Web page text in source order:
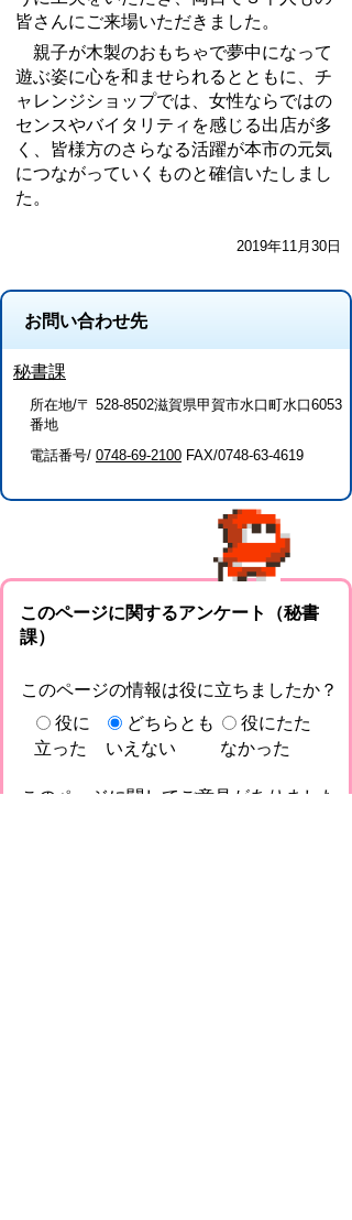
皆さんにご来場いただきました。
親子が木製のおもちゃで夢中になって
遊ぶ姿に心を和ませられるとともに、チ
ャレンジショップでは、女性ならではの
センスやバイタリティを感じる出店が多
く、皆様方のさらなる活躍が本市の元気
につながっていくものと確信いたしまし
た。
2019年11月30日
お問い合わせ先
秘書課
所在地/〒 528-8502滋賀県甲賀市水口町水口6053
番地
電話番号/ 0748-69-2100 FAX/0748-63-4619
このページに関するアンケート（秘書
課）
このページの情報は役に立ちましたか？
役に
立った
どちらとも
いえない
役にたた
なかった
このページに関してご意見がありました